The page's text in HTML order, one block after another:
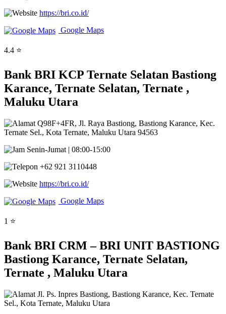
https://bri.co.id/
Google Maps
4.4 ⭐
Bank BRI KCP Ternate Selatan Bastiong
Karance, Ternate Selatan, Ternate ,
Maluku Utara
Q98F+4FR, Jl. Raya Bastiong, Bastiong Karance, Kec.
Ternate Sel., Kota Ternate, Maluku Utara 94563
Senin-Jumat | 08:00-15:00
+62 921 3110448
https://bri.co.id/
Google Maps
1 ⭐
Bank BRI CRM – BRI UNIT BASTIONG
Bastiong Karance, Ternate Selatan,
Ternate , Maluku Utara
Jl. Ps. Inpres Bastiong, Bastiong Karance, Kec. Ternate
Sel., Kota Ternate, Maluku Utara